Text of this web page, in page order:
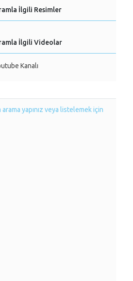
İlgili Resimler
İlgili Videolar
Kanalı
yapınız veya listelemek için